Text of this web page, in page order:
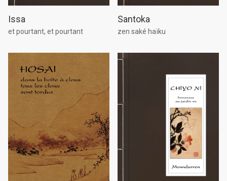
Issa
et pourtant, et pourtant
Santoka
zen saké haïku